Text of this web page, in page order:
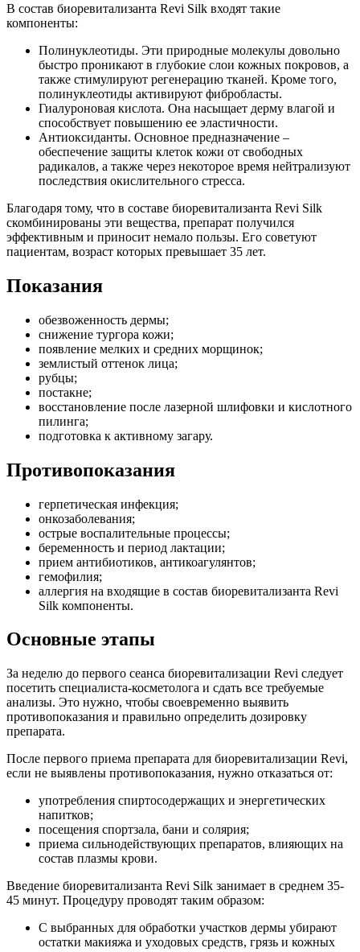
В состав биоревитализанта Revi Silk входят такие
компоненты:
Полинуклеотиды. Эти природные молекулы довольно
быстро проникают в глубокие слои кожных покровов, а
также стимулируют регенерацию тканей. Кроме того,
полинуклеотиды активируют фибробласты.
Гиалуроновая кислота. Она насыщает дерму влагой и
способствует повышению ее эластичности.
Антиоксиданты. Основное предназначение –
обеспечение защиты клеток кожи от свободных
радикалов, а также через некоторое время нейтрализуют
последствия окислительного стресса.
Благодаря тому, что в составе биоревитализанта Revi Silk
скомбинированы эти вещества, препарат получился
эффективным и приносит немало пользы. Его советуют
пациентам, возраст которых превышает 35 лет.
Показания
обезвоженность дермы;
снижение тургора кожи;
появление мелких и средних морщинок;
землистый оттенок лица;
рубцы;
постакне;
восстановление после лазерной шлифовки и кислотного
пилинга;
подготовка к активному загару.
Противопоказания
герпетическая инфекция;
онкозаболевания;
острые воспалительные процессы;
беременность и период лактации;
прием антибиотиков, антикоагулянтов;
гемофилия;
аллергия на входящие в состав биоревитализанта Revi
Silk компоненты.
Основные этапы
За неделю до первого сеанса биоревитализации Revi следует
посетить специалиста-косметолога и сдать все требуемые
анализы. Это нужно, чтобы своевременно выявить
противопоказания и правильно определить дозировку
препарата.
После первого приема препарата для биоревитализации Revi,
если не выявлены противопоказания, нужно отказаться от:
употребления спиртосодержащих и энергетических
напитков;
посещения спортзала, бани и солярия;
приема сильнодействующих препаратов, влияющих на
состав плазмы крови.
Введение биоревитализанта Revi Silk занимает в среднем 35-
45 минут. Процедуру проводят таким образом:
С выбранных для обработки участков дермы убирают
остатки макияжа и уходовых средств, грязь и кожных